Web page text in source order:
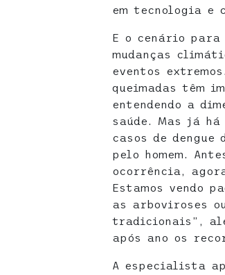
em tecnologia e
E o cenário para
mudanças
eventos
queimadas têm
entendendo a
saúde. Mas já
casos de
pelo homem.
ocorrência,
Estamos vendo
as arboviroses
tradicionais”,
após ano os
A especialista